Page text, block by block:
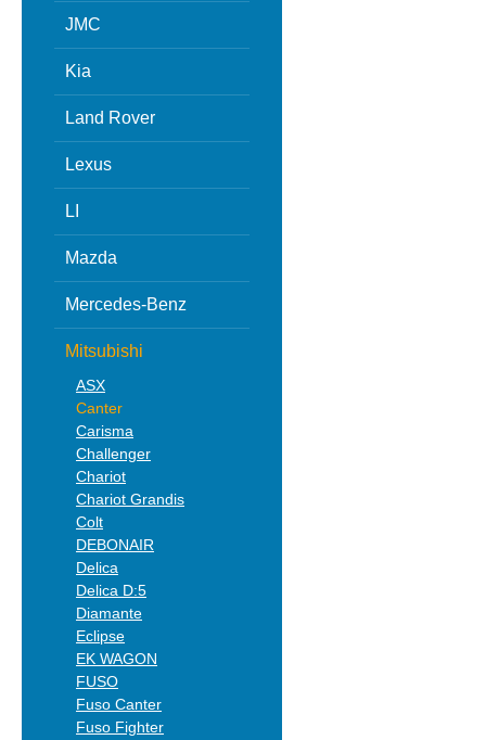
JMC
Kia
Land Rover
Lexus
LI
Mazda
Mercedes-Benz
Mitsubishi
ASX
Canter
Carisma
Challenger
Chariot
Chariot Grandis
Colt
DEBONAIR
Delica
Delica D:5
Diamante
Eclipse
EK WAGON
FUSO
Fuso Canter
Fuso Fighter